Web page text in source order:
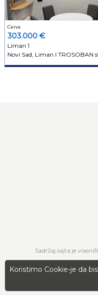
Cena:
303.000 €
Liman 1
Novi Sad, Liman I TROSOBAN
Sadržaj sajta je
Koristimo Cookie-je da